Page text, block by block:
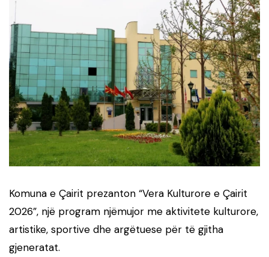
Komuna e Çairit prezanton “Vera Kulturore e Çairit
2026”, një program njëmujor me aktivitete kulturore,
artistike, sportive dhe argëtuese për të gjitha
gjeneratat.